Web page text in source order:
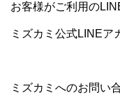
お客様がご利用の
ミズカミ公式LINEア
ミズカミへのお問い